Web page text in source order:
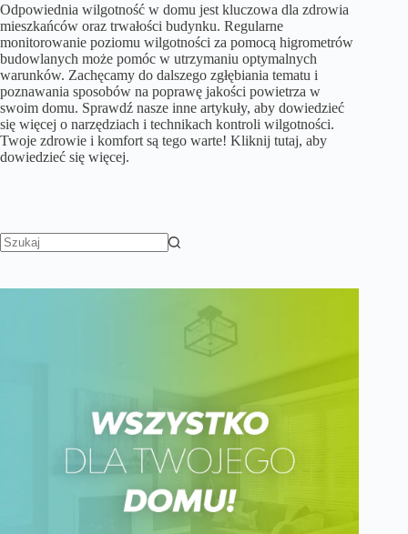
Odpowiednia wilgotność w domu jest kluczowa dla zdrowia
mieszkańców oraz trwałości budynku. Regularne
monitorowanie poziomu wilgotności za pomocą higrometrów
budowlanych może pomóc w utrzymaniu optymalnych
warunków. Zachęcamy do dalszego zgłębiania tematu i
poznawania sposobów na poprawę jakości powietrza w
swoim domu. Sprawdź nasze inne artykuły, aby dowiedzieć
się więcej o narzędziach i technikach kontroli wilgotności.
Twoje zdrowie i komfort są tego warte! Kliknij tutaj, aby
dowiedzieć się więcej.